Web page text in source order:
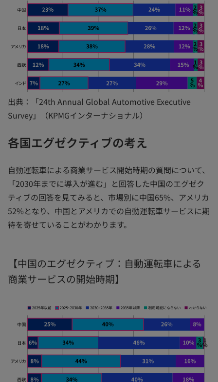
出典：「24th Annual Global Automotive Executive
Survey」（KPMGインターナショナル）
各国エグゼクティブの考え
自動運転車による商業サービス開始時期の質問について、
「2030年までに導入が進む」と回答した中国のエグゼク
ティブの回答を見てみると、市場別に中国65%、アメリカ
52%となり、中国とアメリカでの自動運転車サービスに期
待を寄せていることがわかります。
【中国のエグゼクティブ：自動運転車による
商業サービスの開始時期】